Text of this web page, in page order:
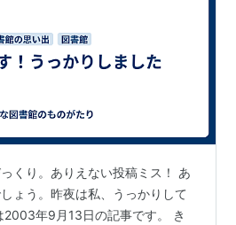
くり。ありえない投稿ミス！ あ
ょう。昨夜は私、うっかりして
2003年9月13日の記事です。 き